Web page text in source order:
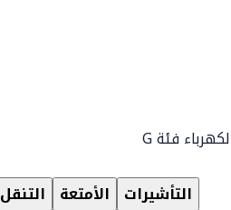
التنقل الأمتعة التأشيرات